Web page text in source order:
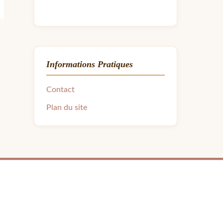
Informations Pratiques
Contact
Plan du site